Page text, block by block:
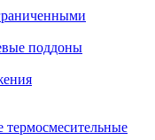
поддоны
термосмесительные